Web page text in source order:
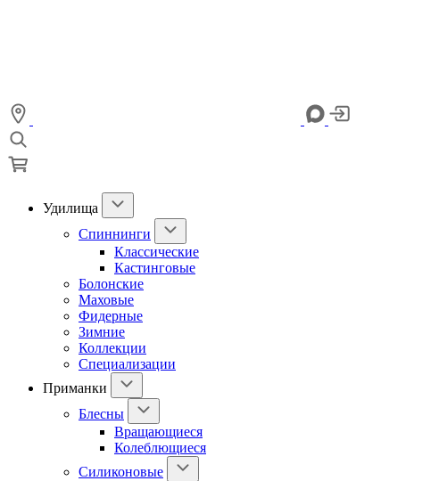
Удилища
Спиннинги
Классические
Кастинговые
Болонские
Маховые
Фидерные
Зимние
Коллекции
Специализации
Приманки
Блесны
Вращающиеся
Колеблющиеся
Силиконовые